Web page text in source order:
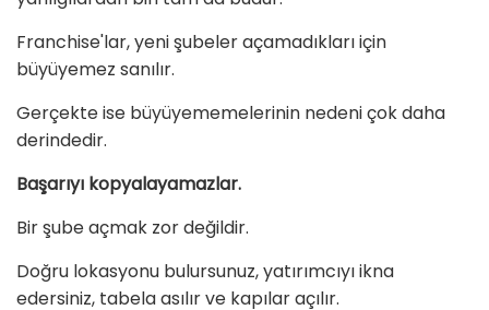
Franchise'lar, yeni şubeler açamadıkları için
büyüyemez sanılır.
Gerçekte ise büyüyememelerinin nedeni çok daha
derindedir.
Başarıyı kopyalayamazlar.
Bir şube açmak zor değildir.
Doğru lokasyonu bulursunuz, yatırımcıyı ikna
edersiniz, tabela asılır ve kapılar açılır.